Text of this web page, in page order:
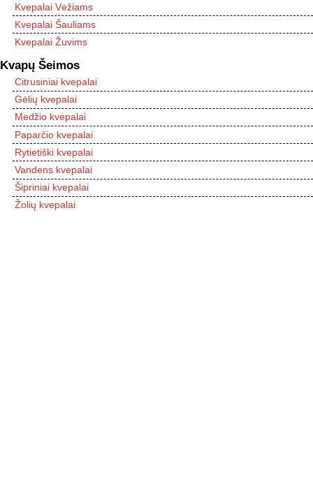
Kvepalai Vėžiams
Kvepalai Šauliams
Kvepalai Žuvims
Kvapų Šeimos
Citrusiniai kvepalai
Gėlių kvepalai
Medžio kvepalai
Paparčio kvepalai
Rytietiški kvepalai
Vandens kvepalai
Šipriniai kvepalai
Žolių kvepalai